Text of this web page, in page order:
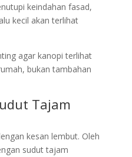
keindahan fasad,
kecil akan terlihat
agar kanopi terlihat
bukan tambahan
Tajam
kesan lembut. Oleh
sudut tajam